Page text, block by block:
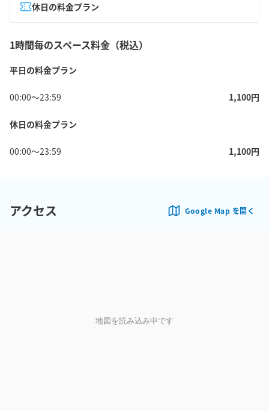
休日の料金プラン
1時間毎のスペース料金（税込）
平日の料金プラン
00:00〜23:59 1,100円
休日の料金プラン
00:00〜23:59 1,100円
アクセス Google Map を開く
地図を読み込み中です